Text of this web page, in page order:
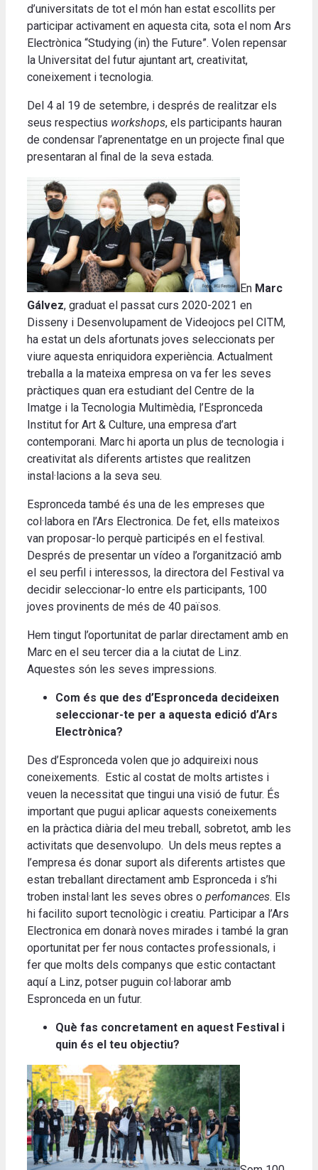
d’universitats de tot el món han estat escollits per
participar activament en aquesta cita, sota el nom Ars
Electrònica “Studying (in) the Future”. Volen repensar
la Universitat del futur ajuntant art, creativitat,
coneixement i tecnologia.
Del 4 al 19 de setembre, i després de realitzar els
seus respectius workshops, els participants hauran
de condensar l’aprenentatge en un projecte final que
presentaran al final de la seva estada.
En Marc
Gálvez, graduat el passat curs 2020-2021 en
Disseny i Desenvolupament de Videojocs pel CITM,
ha estat un dels afortunats joves seleccionats per
viure aquesta enriquidora experiència. Actualment
treballa a la mateixa empresa on va fer les seves
pràctiques quan era estudiant del Centre de la
Imatge i la Tecnologia Multimèdia, l’Espronceda
Institut for Art & Culture, una empresa d’art
contemporani. Marc hi aporta un plus de tecnologia i
creativitat als diferents artistes que realitzen
instal·lacions a la seva seu.
Espronceda també és una de les empreses que
col·labora en l’Ars Electronica. De fet, ells mateixos
van proposar-lo perquè participés en el festival.
Després de presentar un vídeo a l’organització amb
el seu perfil i interessos, la directora del Festival va
decidir seleccionar-lo entre els participants, 100
joves provinents de més de 40 països.
Hem tingut l’oportunitat de parlar directament amb en
Marc en el seu tercer dia a la ciutat de Linz.
Aquestes són les seves impressions.
Com és que des d’Espronceda decideixen
seleccionar-te per a aquesta edició d’Ars
Electrònica?
Des d’Espronceda volen que jo adquireixi nous
coneixements. Estic al costat de molts artistes i
veuen la necessitat que tingui una visió de futur. És
important que pugui aplicar aquests coneixements
en la pràctica diària del meu treball, sobretot, amb les
activitats que desenvolupo. Un dels meus reptes a
l’empresa és donar suport als diferents artistes que
estan treballant directament amb Espronceda i s’hi
troben instal·lant les seves obres o perfomances. Els
hi facilito suport tecnològic i creatiu. Participar a l’Ars
Electronica em donarà noves mirades i també la gran
oportunitat per fer nous contactes professionals, i
fer que molts dels companys que estic contactant
aquí a Linz, potser puguin col·laborar amb
Espronceda en un futur.
Què fas concretament en aquest Festival i
quin és el teu objectiu?